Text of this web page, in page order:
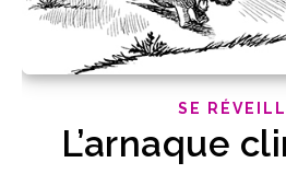
SE
L’arnaque